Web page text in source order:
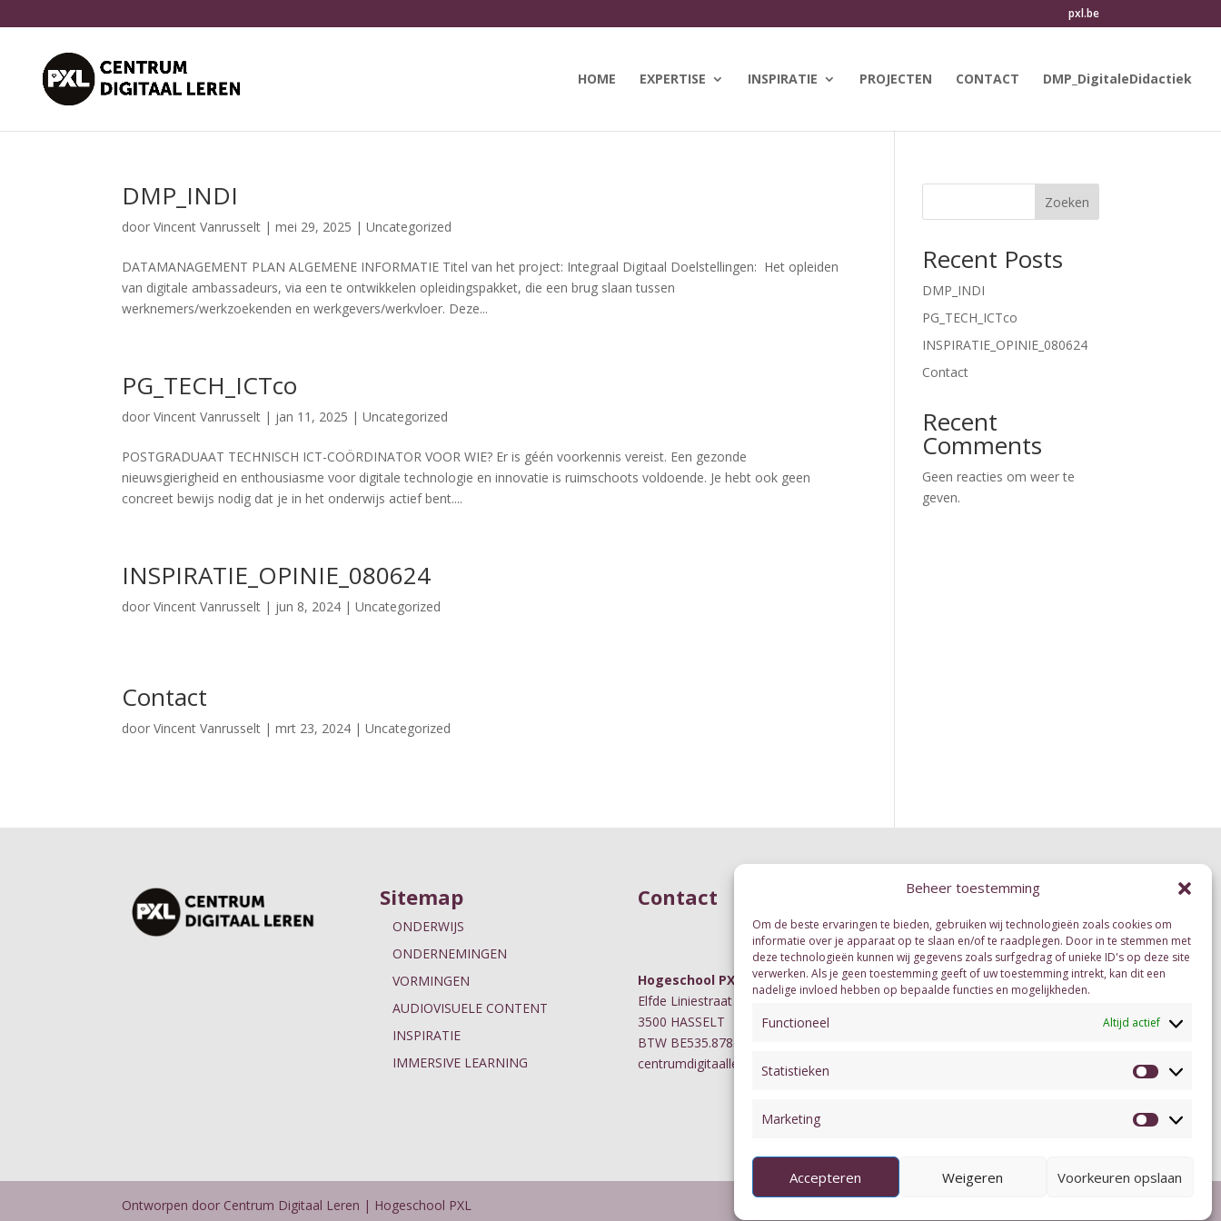
Beheer toestemming
Om de beste ervaringen te bieden, gebruiken wij technologieën zoals cookies om
informatie over je apparaat op te slaan en/of te raadplegen. Door in te stemmen met
deze technologieën kunnen wij gegevens zoals surfgedrag of unieke ID's op deze site
verwerken. Als je geen toestemming geeft of uw toestemming intrekt, kan dit een
nadelige invloed hebben op bepaalde functies en mogelijkheden.
Functioneel Altijd actief
Statistieken
Marketing
Marketing
Accepteren Weigeren Voorkeuren opslaan
pxl.be
HOME EXPERTISE INSPIRATIE PROJECTEN CONTACT DMP_DigitaleDidactiek
DMP_INDI
doorVincent Vanrusselt |mei 29, 2025 |Uncategorized
DATAMANAGEMENT PLAN ALGEMENE INFORMATIE Titel van het project: Integraal Digitaal Doelstellingen: Het opleiden
van digitale ambassadeurs, via een te ontwikkelen opleidingspakket, die een brug slaan tussen
werknemers/werkzoekenden en werkgevers/werkvloer. Deze...
PG_TECH_ICTco
doorVincent Vanrusselt | jan 11, 2025 |Uncategorized
POSTGRADUAAT TECHNISCH ICT-COÖRDINATOR VOOR WIE? Er is géén voorkennis vereist. Een gezonde
nieuwsgierigheid en enthousiasme voor digitale technologie en innovatie is ruimschoots voldoende. Je hebt ook geen
concreet bewijs nodig dat je in het onderwijs actief bent....
INSPIRATIE_OPINIE_080624
doorVincent Vanrusselt | jun 8, 2024 |Uncategorized
Contact
doorVincent Vanrusselt |mrt 23, 2024 |Uncategorized
Zoeken
Recent Posts
DMP_INDI
PG_TECH_ICTco
INSPIRATIE_OPINIE_080624
Contact
Recent
Comments
Geen reacties om weer te
geven.
Sitemap
ONDERWIJS
ONDERNEMINGEN
VORMINGEN
AUDIOVISUELE CONTENT
INSPIRATIE
IMMERSIVE LEARNING
Contact
Hogeschool PXL
Elfde Liniestraat 24A
3500 HASSELT
BTW BE535.878.874
centrumdigitaalleren@pxl.be
Ontworpen door Centrum Digitaal Leren | Hogeschool PXL